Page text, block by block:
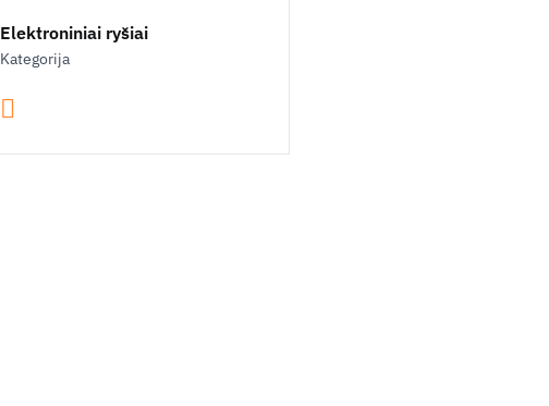
Elektroniniai ryšiai
Kategorija